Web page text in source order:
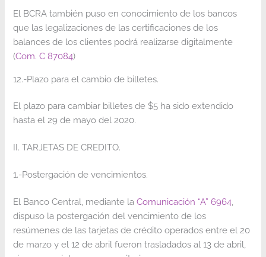
El BCRA también puso en conocimiento de los bancos
que las legalizaciones de las certificaciones de los
balances de los clientes podrá realizarse digitalmente
(Com. C 87084)
12.-Plazo para el cambio de billetes.
El plazo para cambiar billetes de $5 ha sido extendido
hasta el 29 de mayo del 2020.
II. TARJETAS DE CREDITO.
1.-Postergación de vencimientos.
El Banco Central, mediante laComunicación “A” 6964
dispuso la postergación del vencimiento de los
resúmenes de las tarjetas de crédito operados entre el 20
de marzo y el 12 de abril fueron trasladados al 13 de abril,